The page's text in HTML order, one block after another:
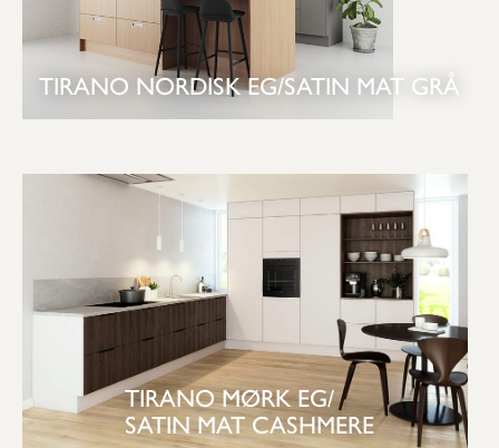
TIRANO NORDISK EG/SATIN MAT GRÅ
TIRANO MØRK EG/
SATIN MAT CASHMERE